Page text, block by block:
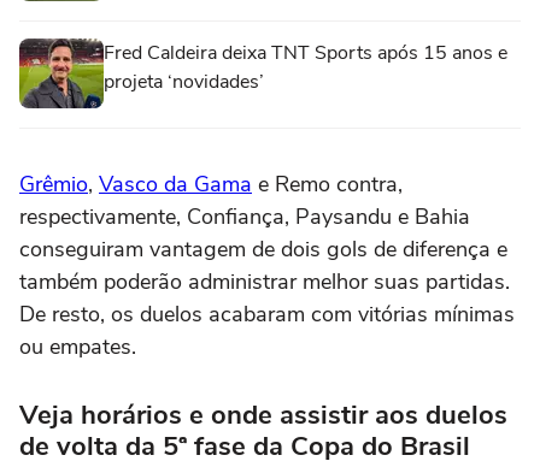
Fred Caldeira deixa TNT Sports após 15 anos e
projeta ‘novidades’
Grêmio, Vasco da Gama e Remo contra,
respectivamente, Confiança, Paysandu e Bahia
conseguiram vantagem de dois gols de diferença e
também poderão administrar melhor suas partidas.
De resto, os duelos acabaram com vitórias mínimas
ou empates.
Veja horários e onde assistir aos duelos
de volta da 5ª fase da Copa do Brasil